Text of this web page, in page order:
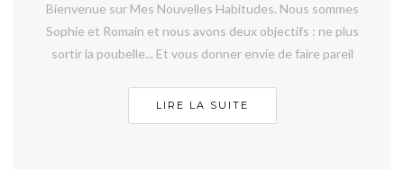
Bienvenue sur Mes Nouvelles Habitudes. Nous sommes
Sophie et Romain et nous avons deux objectifs : ne plus
sortir la poubelle... Et vous donner envie de faire pareil
LIRE LA SUITE